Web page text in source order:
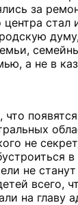
за
а не в
не
не
на главу